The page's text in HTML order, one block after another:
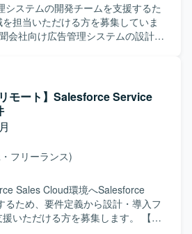
い実務経験を積むことができます。
V、Redmine、JP1、Java、
す。
システムの開発チームを支援するた
担当いただける方を募集していま
状況に応じて柔軟に対応できる方
エンド領域の設計・実装を担うこ
Aurora（PostgreSQL）、
ンテナを使用します。
モート】Salesforce Service
フリーランス)
Sales Cloud環境へSalesforce
るため、要件定義から設計・導入フ
ただける方を募集します。 【作